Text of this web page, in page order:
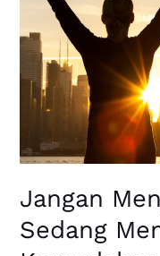
Jangan
Sedang
Kemudahan
di
Balik
Kesulitanmu